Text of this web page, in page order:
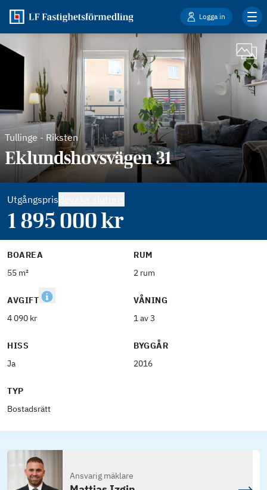
Logga in
Tullinge - Riksten
Eklundshovsvägen 31
Utgångspris
1 895 000kr
BOAREA
55 m²
RUM
2 rum
AVGIFT
4 090 kr
VÅNING
1 av 3
HISS
Ja
BYGGÅR
2016
TYP
Bostadsrätt
Ansvarig mäklare